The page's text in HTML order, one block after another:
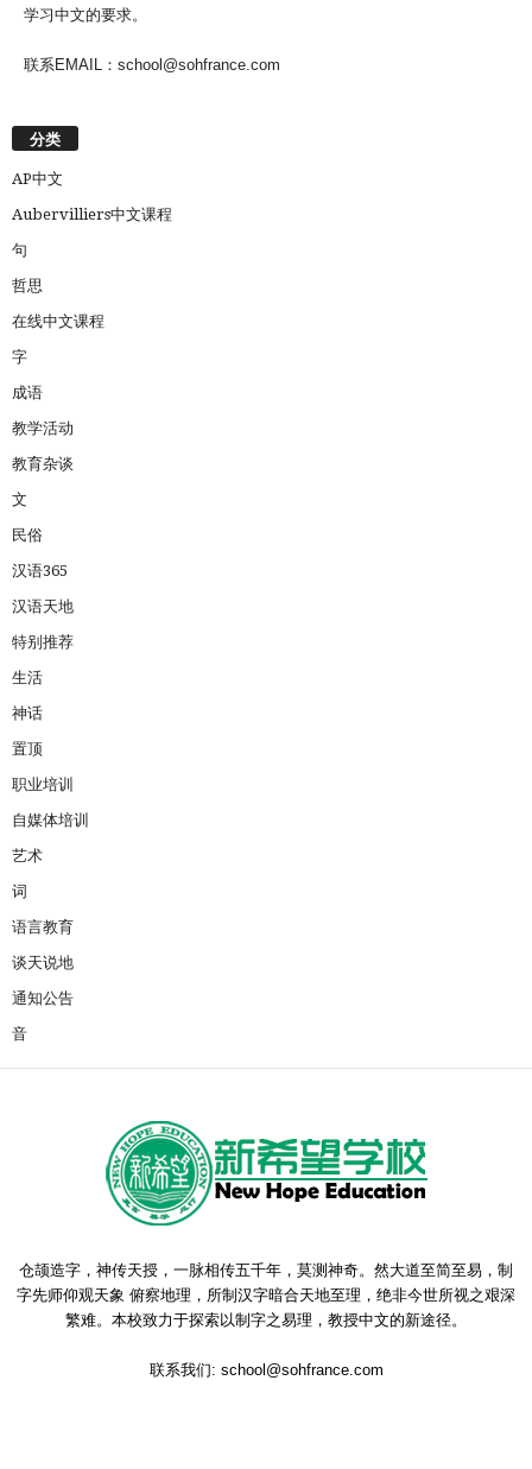
学习中文的要求。
联系EMAIL：school@sohfrance.com
分类
AP中文
Aubervilliers中文课程
句
哲思
在线中文课程
字
成语
教学活动
教育杂谈
文
民俗
汉语365
汉语天地
特别推荐
生活
神话
置顶
职业培训
自媒体培训
艺术
词
语言教育
谈天说地
通知公告
音
仓颉造字，神传天授，一脉相传五千年，莫测神奇。然大道至简至易，制
字先师仰观天象 俯察地理，所制汉字暗合天地至理，绝非今世所视之艰深
繁难。本校致力于探索以制字之易理，教授中文的新途径。
联系我们: school@sohfrance.com